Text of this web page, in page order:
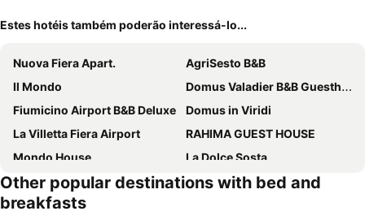
Estes hotéis também poderão interessá-lo...
Nuova Fiera Apart.
AgriSesto B&B
Il Mondo
Domus Valadier B&B Guesthouse
Fiumicino Airport B&B Deluxe
Domus in Viridi
La Villetta Fiera Airport
RAHIMA GUEST HOUSE
Mondo House
La Dolce Sosta
Leonardo Da Vinci Guest House
Suite Room Fiumicino
B&B Riccio&Lella
Other popular destinations with bed and
breakfasts